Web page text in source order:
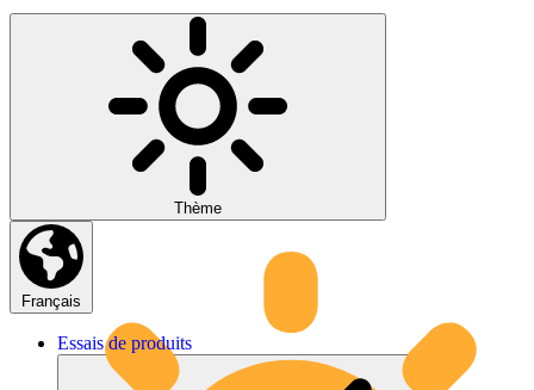
Thème
Français
Essais de produits